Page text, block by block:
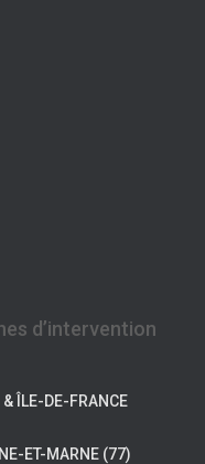
d’intervention
ÎLE-DE-FRANCE
ET-MARNE (77)